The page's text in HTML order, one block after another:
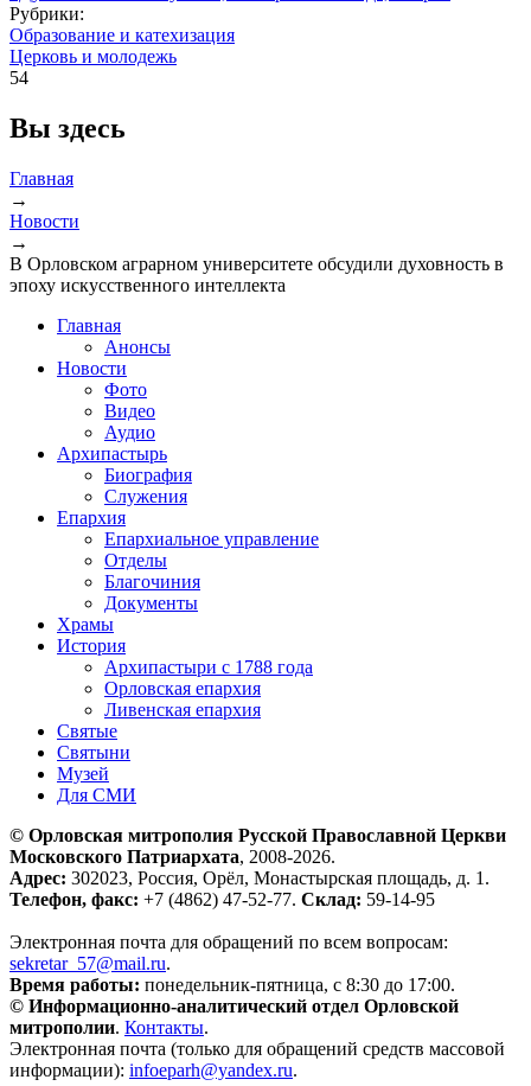
Рубрики:
Образование и катехизация
Церковь и молодежь
54
Вы здесь
Главная
→
Новости
→
В Орловском аграрном университете обсудили духовность в
эпоху искусственного интеллекта
Главная
Анонсы
Новости
Фото
Видео
Аудио
Архипастырь
Биография
Служения
Епархия
Епархиальное управление
Отделы
Благочиния
Документы
Храмы
История
Архипастыри с 1788 года
Орловская епархия
Ливенская епархия
Святые
Святыни
Музей
Для СМИ
© Орловская митрополия Русской Православной Церкви
Московского Патриархата, 2008-2026.
Адрес: 302023, Россия, Орёл, Монастырская площадь, д. 1.
Телефон, факс: +7 (4862) 47-52-77. Склад: 59-14-95
Электронная почта для обращений по всем вопросам:
sekretar_57@mail.ru.
Время работы: понедельник-пятница, с 8:30 до 17:00.
© Информационно-аналитический отдел Орловской
митрополии. Контакты.
Электронная почта (только для обращений средств массовой
информации): infoeparh@yandex.ru.